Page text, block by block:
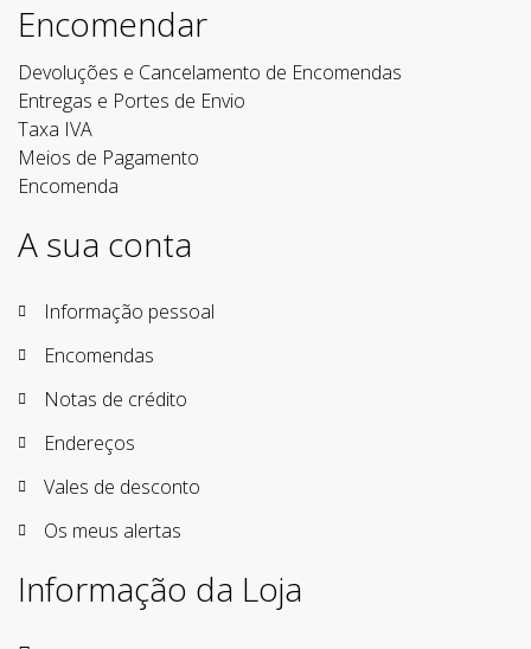
Encomendar
Devoluções e Cancelamento de Encomendas
Entregas e Portes de Envio
Taxa IVA
Meios de Pagamento
Encomenda
A sua conta
Informação pessoal
Encomendas
Notas de crédito
Endereços
Vales de desconto
Os meus alertas
Informação da Loja